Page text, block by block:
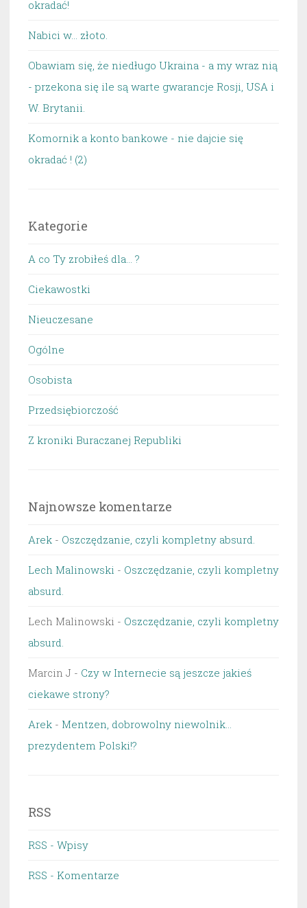
okradać!
Nabici w... złoto.
Obawiam się, że niedługo Ukraina - a my wraz nią
- przekona się ile są warte gwarancje Rosji, USA i
W. Brytanii.
Komornik a konto bankowe - nie dajcie się
okradać ! (2)
Kategorie
A co Ty zrobiłeś dla… ?
Ciekawostki
Nieuczesane
Ogólne
Osobista
Przedsiębiorczość
Z kroniki Buraczanej Republiki
Najnowsze komentarze
Arek - Oszczędzanie, czyli kompletny absurd.
Lech Malinowski - Oszczędzanie, czyli kompletny
absurd.
Lech Malinowski - Oszczędzanie, czyli kompletny
absurd.
Marcin J - Czy w Internecie są jeszcze jakieś
ciekawe strony?
Arek - Mentzen, dobrowolny niewolnik…
prezydentem Polski!?
RSS
RSS - Wpisy
RSS - Komentarze